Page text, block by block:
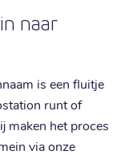
naar
is een fluitje
runt of
maken het proces
via onze